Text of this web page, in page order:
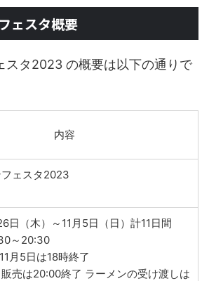
ェスタ概要
スタ2023 の概要は以下の通りで
内容
ェスタ2023
日（木）～11月5日（日）計11日間
～20:30
月5日は18時終了
売は20:00終了 ラーメンの受け渡しは